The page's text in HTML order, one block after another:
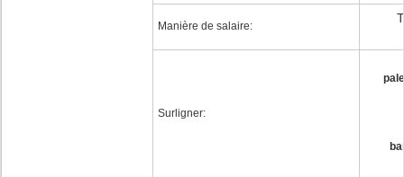
Manière de salaire:
Surligner: